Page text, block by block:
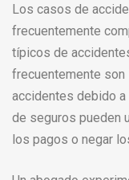
Los casos de
frecuentemente
típicos de
frecuentemente
accidentes debido a
de seguros pueden
los pagos o negar